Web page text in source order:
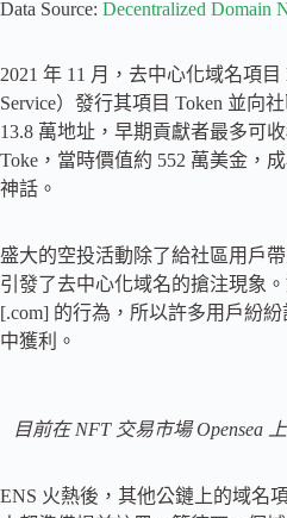
Data Source: Decentralized Domain
2021 年 11 月，去中心化域名項目
Service）發行其項目 Token 並向
13.8 萬地址，早期貢獻者最多可
Toke，當時價值約 552 萬美金，
神話。
盛大的空投活動除了給社區用戶
引發了去中心化域名的搶注現象
[.com] 的行為，所以許多用戶紛
中獲利。
目前在 NFT 交易市場 Opensea
ENS 火熱後，其他公鏈上的域名